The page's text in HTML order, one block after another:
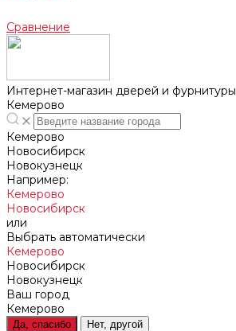
Сравнение
Интернет-магазин дверей и фурнитуры
Кемерово
Кемерово
Новосибирск
Новокузнецк
Например:
Кемерово
Новосибирск
или
Выбрать автоматически
Кемерово
Новосибирск
Новокузнецк
Ваш город
Кемерово
Да, спасибо Нет, другой